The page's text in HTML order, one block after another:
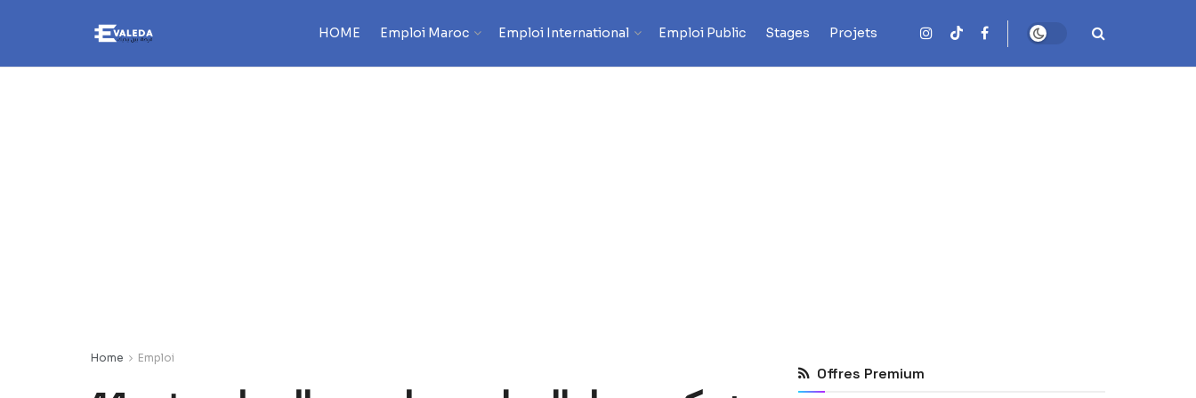
HOME Emploi Maroc Emploi International Emploi Public Stages Projets
Home Emploi
Offres Premium